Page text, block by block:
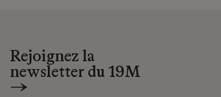
Rejoignez la
newsletter du 19M
→